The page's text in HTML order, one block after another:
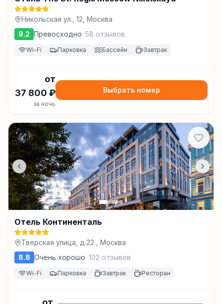
Никольская ул., 12, Москва
9.2 Превосходно· 58 отзывов
Wi-Fi Парковка Бассейн Завтрак
от
37 800 ₽
за ночь
Выбрать номер
Отель Континенталь
Тверская улица, д.22 , Москва
8.8 Очень хорошо· 102 отзывов
Wi-Fi Парковка Завтрак Ресторан